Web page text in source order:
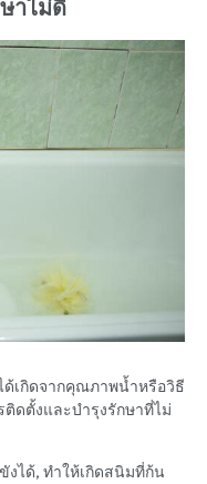
าไม่ดี
เกิดจากคุณภาพน้ำหรือวิธี
ดตั้งและบำรุงรักษาที่ไม่
งได้, ทำให้เกิดสนิมที่ก้น